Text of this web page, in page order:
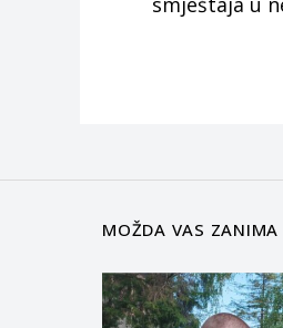
MOŽDA VAS ZANIMA